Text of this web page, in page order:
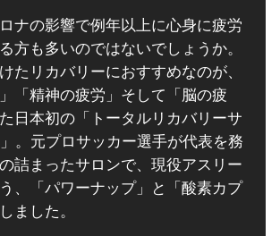
ナの影響で例年以上に心身に疲労
方も多いのではないでしょうか。
たリカバリーにおすすめなのが、
」「精神の疲労」そして「脳の疲
日本初の「トータルリカバリーサ
。元プロサッカー選手が代表を務
詰まったサロンで、現役アスリー
、「パワーナップ」と「酸素カプ
ました。